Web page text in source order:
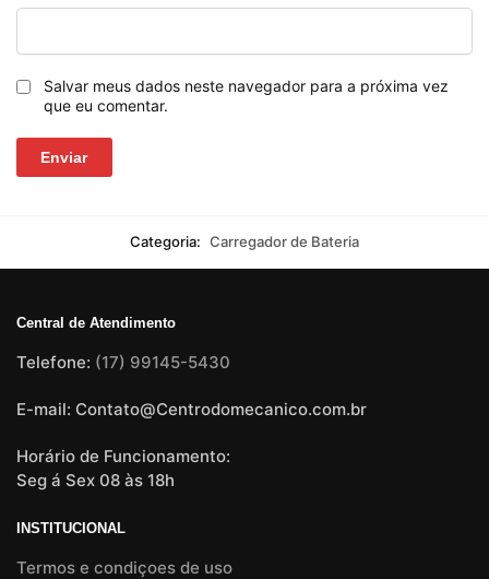
Salvar meus dados neste navegador para a próxima vez
que eu comentar.
Categoria: Carregador de Bateria
Central de Atendimento
Telefone: (17) 99145-5430
E-mail: Contato@Centrodomecanico.com.br
Horário de Funcionamento:
Seg á Sex 08 às 18h
INSTITUCIONAL
Termos e condiçoes de uso